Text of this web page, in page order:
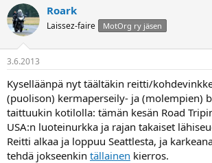
s
k
u
s
t
e
l
n
a
l
o
i
o
t
p
ä
i
v
ä
Roark
Laissez-faire MotOrg ry jäsen
3.6.2013
Kyselläänpä nyt täältäkin reitti/
(puolison) kermaperseily- ja (molempien)
taittuukin kotilolla: tämän kesän Road
USA:n luoteinurkka ja rajan takaiset
Reitti alkaa ja loppuu Seattlesta, ja
tehdä jokseenkin tällainen kierros.